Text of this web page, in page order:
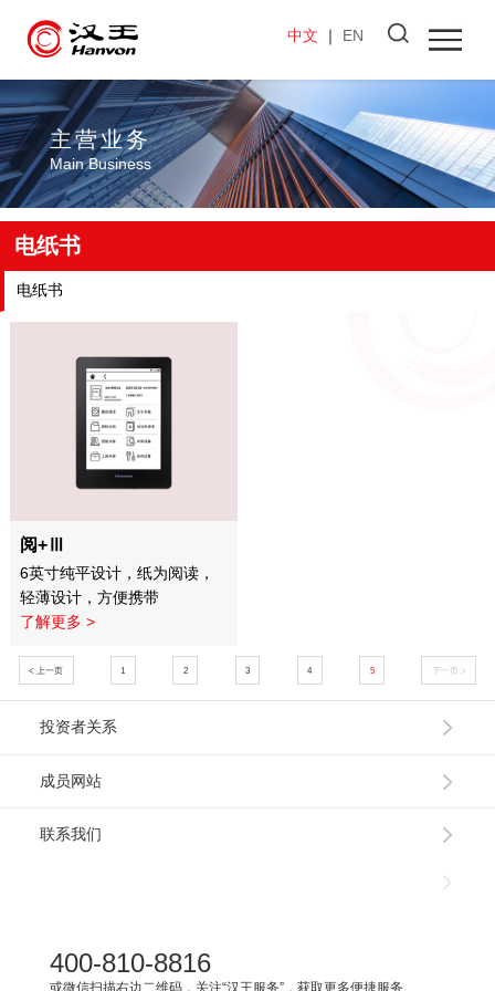
中文 ｜ EN
主营业务
Main Business
电纸书
电纸书
阅+Ⅲ
6英寸纯平设计，纸为阅读，
轻薄设计，方便携带
了解更多 >
< 上一页 1 2 3 4 5 下一页 >
投资者关系
成员网站
联系我们
400-810-8816
或微信扫描右边二维码，关注“汉王服务”，获取更多便捷服务